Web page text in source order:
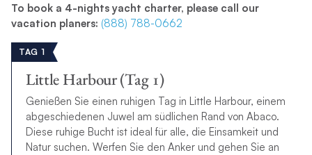
To book a 4-nights yacht charter, please call our
vacation planers: (888) 788-0662
TAG 1
Little Harbour (Tag 1)
Genießen Sie einen ruhigen Tag in Little Harbour, einem
abgeschiedenen Juwel am südlichen Rand von Abaco.
Diese ruhige Bucht ist ideal für alle, die Einsamkeit und
Natur suchen. Werfen Sie den Anker und gehen Sie an